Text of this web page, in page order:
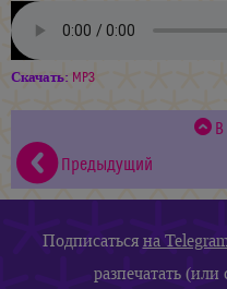
Скачать: MP3
Предыдущий
Подписатьсяна
разпечатать